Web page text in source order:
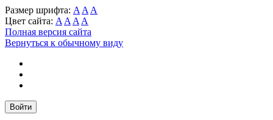
Размер шрифта: A A A
Цвет сайта: A A A A
Полная версия сайта
Вернуться к обычному виду
Войти